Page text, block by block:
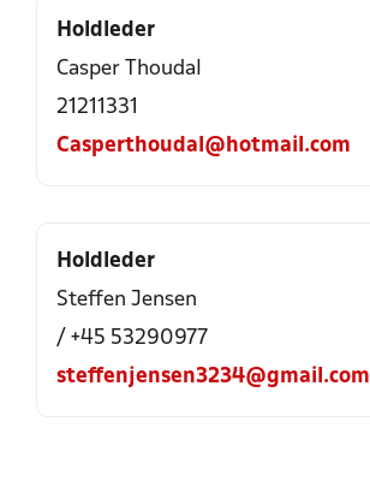
Holdleder
Casper Thoudal
21211331
Casperthoudal@hotmail.com
Holdleder
Steffen Jensen
/ +45 53290977
steffenjensen3234@gmail.com